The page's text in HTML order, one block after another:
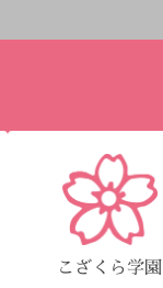
こざくら学園